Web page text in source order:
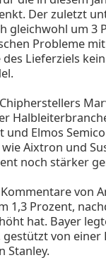
Der zuletzt
gleichwohl um 3
Probleme
Lieferziels
und Elmos
Aixtron und
noch stärker
von
1,3 Prozent,
hat. Bayer
gestützt von
Stanley.